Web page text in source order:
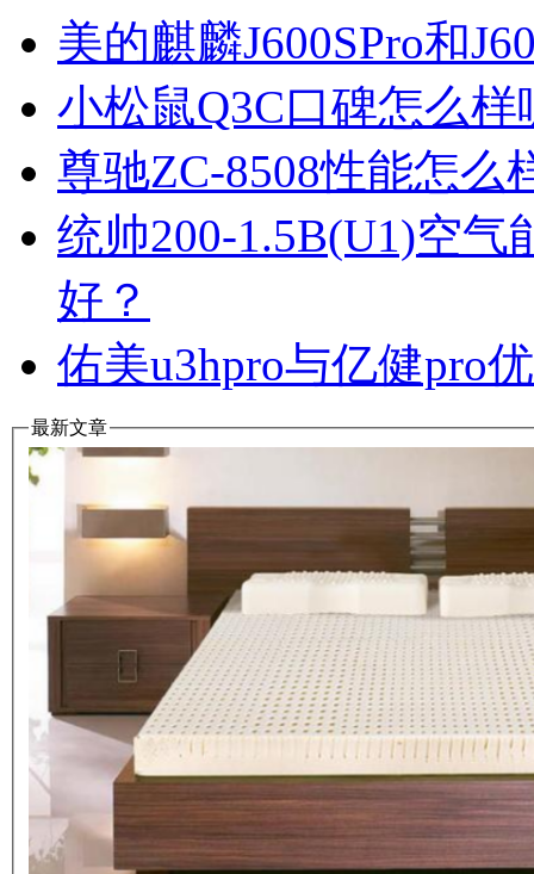
美的麒麟J600SPro和
小松鼠Q3C口碑怎么
尊驰ZC-8508性能怎么
统帅200-1.5B(U1)空
好？
佑美u3hpro与亿健pro
最新文章